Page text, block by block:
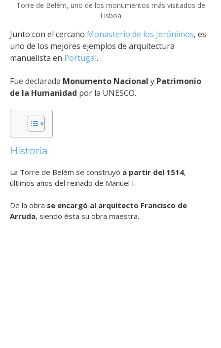
Torre de Belém, uno de los monumentos más visitados de
Lisboa
Junto con el cercano Monasterio de los Jerónimos, es
uno de los mejores ejemplos de arquitectura
manuelista en Portugal.
Fue declarada Monumento Nacional y Patrimonio
de la Humanidad por la UNESCO.
Historia
La Torre de Belém se construyó a partir del 1514,
últimos años del reinado de Manuel I.
De la obra se encargó al arquitecto Francisco de
Arruda, siendo ésta su obra maestra.